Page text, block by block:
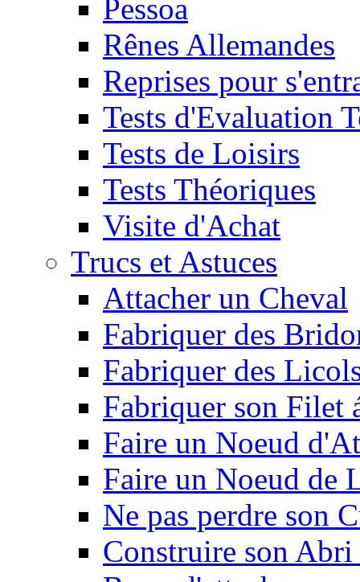
Pessoa
Rênes Allemandes
Reprises pour
Tests d'Evaluation
Tests de Loisirs
Tests Théoriques
Visite d'Achat
Trucs et Astuces
Attacher un Cheval
Fabriquer des
Fabriquer des
Fabriquer son Filet
Faire un Noeud
Faire un Noeud de
Ne pas perdre son
Construire son